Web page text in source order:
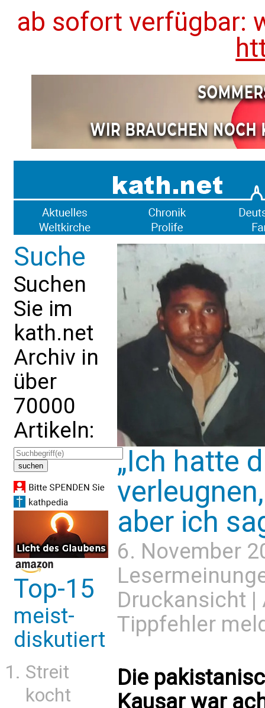
ab sofort verfügbar:
Suche
Suchen
Sie im
kath.net
Archiv in
über
70000
Artikeln:
Top-15
meist-
diskutiert
Streit
kocht
„Ich hatte
aber ich
6. November
Druckansicht |
Tippfehler
Die
Kausar war